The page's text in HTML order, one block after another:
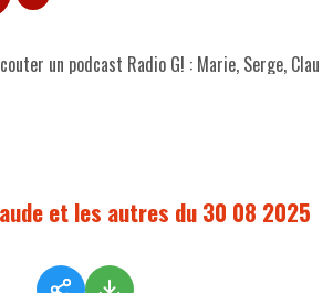
un podcast Radio G! : Marie, Serge,
et les autres du 30 08 2025